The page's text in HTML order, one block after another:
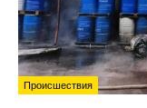
Происшествия